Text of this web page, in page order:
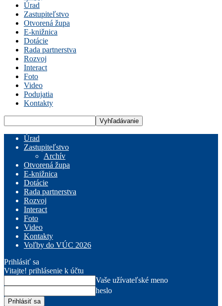
Úrad
Zastupiteľstvo
Otvorená župa
E-knižnica
Dotácie
Rada partnerstva
Rozvoj
Interact
Foto
Video
Podujatia
Kontakty
Úrad
Zastupiteľstvo
Archív
Otvorená župa
E-knižnica
Dotácie
Rada partnerstva
Rozvoj
Interact
Foto
Video
Kontakty
Voľby do VÚC 2026
Prihlásiť sa
Vitajte! prihlásenie k účtu
Vaše užívateľské meno
heslo